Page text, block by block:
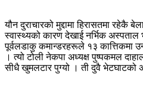
यौन दुराचारको मुद्दामा हिरासतमा रहेकै
स्वास्थ्यको कारण देखाई नर्भिक अस्पताल
पूर्वलडाकु कमान्डरहरूले १३ कात्तिकमा
। त्यो टोली नेकपा अध्यक्ष पुष्पकमल
सीधै खुमलटार पुग्यो । ती दुवै भेटघाटको